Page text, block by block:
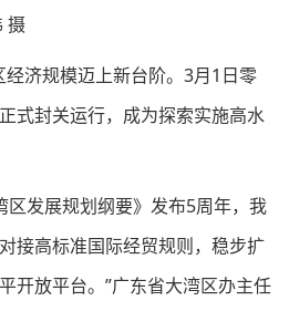
摄
济规模迈上新台阶。3月1日零
式封关运行，成为探索实施高水
区发展规划纲要》发布5周年，我
接高标准国际经贸规则，稳步扩
开放平台。”广东省大湾区办主任